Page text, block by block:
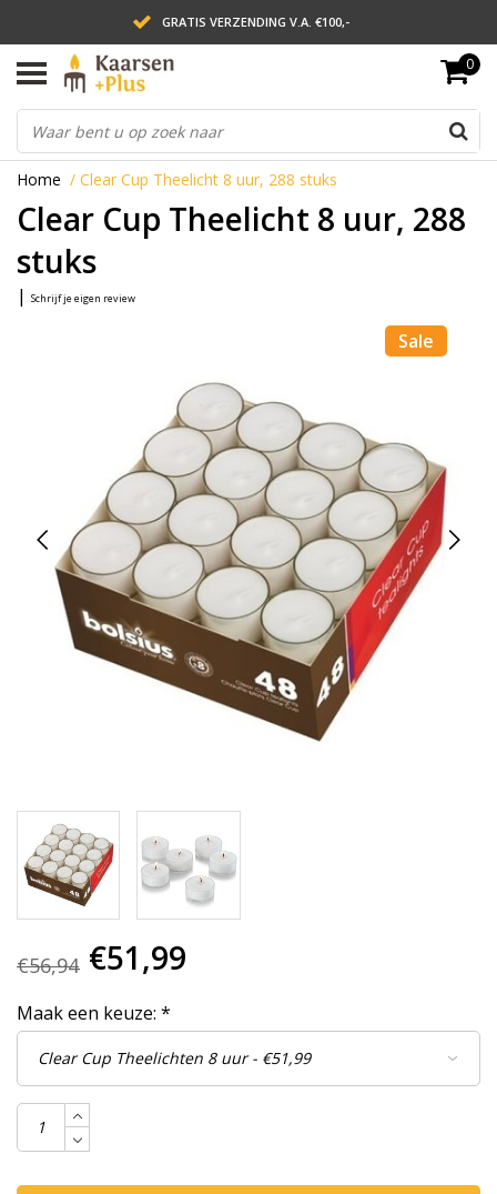
GRATIS VERZENDING V.A. €100,-
LEVERING BINNEN 2 WERKDAGEN
ACHTERAF BETALEN VIA AFTERPAY
0
Home / Clear Cup Theelicht 8 uur, 288 stuks
Clear Cup Theelicht 8 uur, 288
stuks
| Schrijf je eigen review
Sale
€56,94 €51,99
Maak een keuze: *